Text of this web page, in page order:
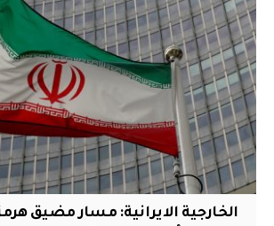
الخارجية الايرانية: مسار مضيق